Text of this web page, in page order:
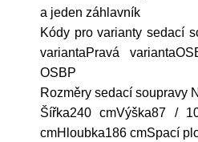
a jeden záhlavník
Kódy pro varianty sedací
variantaPravá
OSBP
Rozměry sedací soupravy
Šířka240 cmVýška87 /
cmHloubka186 cmSpací